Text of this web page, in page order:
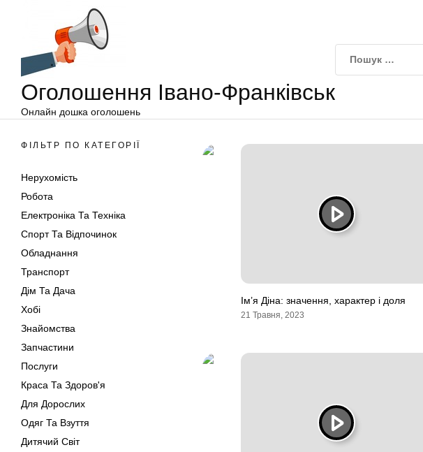
Оголошення Івано-Франківськ
Онлайн дошка оголошень
ФІЛЬТР ПО КАТЕГОРІЇ
Нерухомість
Робота
Електроніка Та Техніка
Спорт Та Відпочинок
Обладнання
Транспорт
Дім Та Дача
Хобі
Знайомства
Запчастини
Послуги
Краса Та Здоров'я
Для Дорослих
Одяг Та Взуття
Дитячий Світ
Ім’я Діна: значення, характер і доля
21 Травня, 2023